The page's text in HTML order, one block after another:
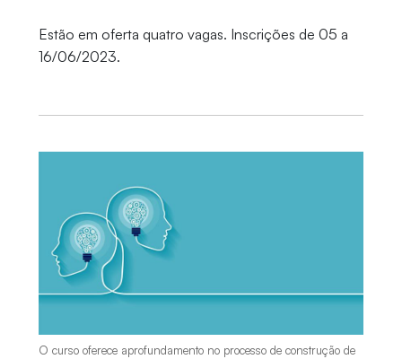
Estão em oferta quatro vagas. Inscrições de 05 a
16/06/2023.
O curso oferece aprofundamento no processo de construção de